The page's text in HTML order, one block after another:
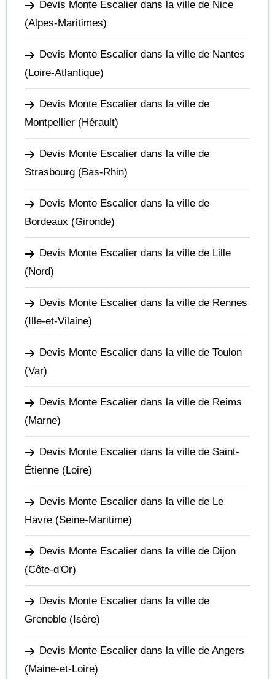
Devis Monte Escalier dans la ville de Nice
(Alpes-Maritimes)
Devis Monte Escalier dans la ville de Nantes
(Loire-Atlantique)
Devis Monte Escalier dans la ville de
Montpellier (Hérault)
Devis Monte Escalier dans la ville de
Strasbourg (Bas-Rhin)
Devis Monte Escalier dans la ville de
Bordeaux (Gironde)
Devis Monte Escalier dans la ville de Lille
(Nord)
Devis Monte Escalier dans la ville de Rennes
(Ille-et-Vilaine)
Devis Monte Escalier dans la ville de Toulon
(Var)
Devis Monte Escalier dans la ville de Reims
(Marne)
Devis Monte Escalier dans la ville de Saint-
Étienne (Loire)
Devis Monte Escalier dans la ville de Le
Havre (Seine-Maritime)
Devis Monte Escalier dans la ville de Dijon
(Côte-d'Or)
Devis Monte Escalier dans la ville de
Grenoble (Isère)
Devis Monte Escalier dans la ville de Angers
(Maine-et-Loire)